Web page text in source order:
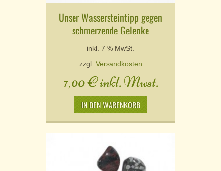
Unser Wassersteintipp gegen
schmerzende Gelenke
inkl. 7 % MwSt.
zzgl. Versandkosten
7,00€inkl. Mwst.
IN DEN WARENKORB